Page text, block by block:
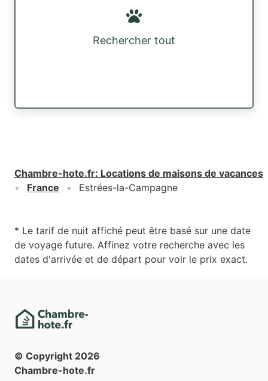
Rechercher tout
Chambre-hote.fr: Locations de maisons de vacances
France
Estrées-la-Campagne
* Le tarif de nuit affiché peut être basé sur une date
de voyage future. Affinez votre recherche avec les
dates d'arrivée et de départ pour voir le prix exact.
© Copyright 2026
Chambre-hote.fr